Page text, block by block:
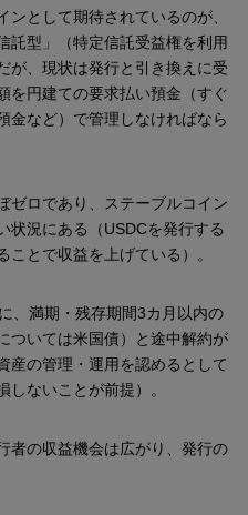
として期待されているのが、
託型」（特定信託受益権を利用
が、現状は発行と引き換えに受
を円建ての要求払い預金（すぐ
金など）で管理しなければなら
ゼロであり、ステーブルコイン
状況にある（USDCを発行する
とで収益を上げている）。
、満期・残存期間3カ月以内の
ついては米国債）と途中解約が
産の管理・運用を認めるとして
ないことが前提）。
者の収益機会は広がり、発行の